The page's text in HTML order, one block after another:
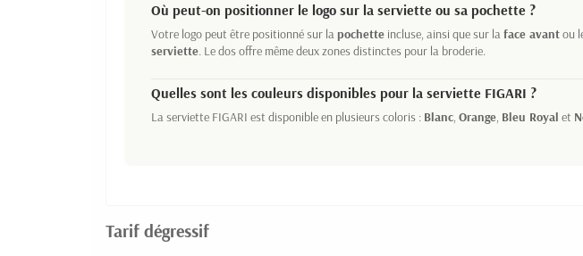
Où peut-on positionner le logo sur la serviette ou sa pochette ?
Votre logo peut être positionné sur lapochette incluse, ainsi que sur laface avantou
serviette. Le dos offre même deux zones distinctes pour la broderie.
Quelles sont les couleurs disponibles pour la serviette FIGARI ?
La serviette FIGARI est disponible en plusieurs coloris : Blanc, Orange, Bleu Royal et
Tarif dégressif